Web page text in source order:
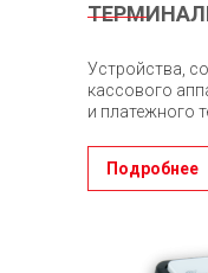
Устройства,
кассового
и платежного
Подробнее